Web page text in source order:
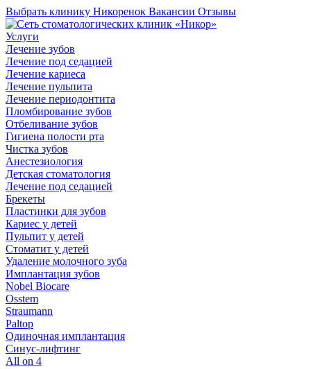
Выбрать клинику Никоренок Вакансии Отзывы
Услуги
Лечение зубов
Лечение под седацией
Лечение кариеса
Лечение пульпита
Лечение периодонтита
Пломбирование зубов
Отбеливание зубов
Гигиена полости рта
Чистка зубов
Анестезиология
Детская стоматология
Лечение под седацией
Брекеты
Пластинки для зубов
Кариес у детей
Пульпит у детей
Стоматит у детей
Удаление молочного зуба
Имплантация зубов
Nobel Biocare
Osstem
Straumann
Paltop
Одиночная имплантация
Синус-лифтинг
All on 4